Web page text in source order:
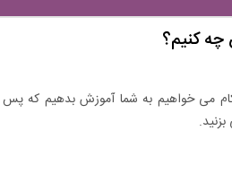
کنیم؟
کام می خواهیم به شما آموزش بدهیم که پس